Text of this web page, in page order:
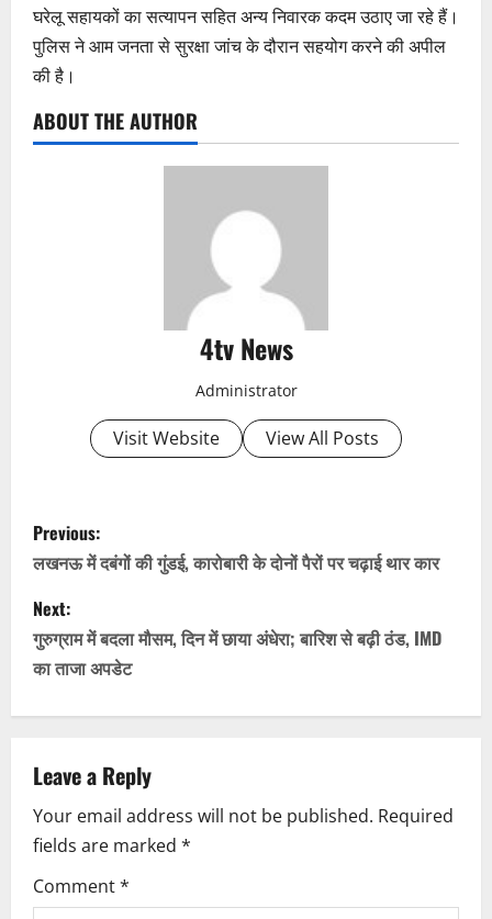
घरेलू सहायकों का सत्यापन सहित अन्य निवारक कदम उठाए जा रहे हैं।
पुलिस ने आम जनता से सुरक्षा जांच के दौरान सहयोग करने की अपील
की है।
ABOUT THE AUTHOR
4tv News
Administrator
Visit Website View All Posts
P
o
s
t
n
a
v
i
g
Previous:
लखनऊ में दबंगों की गुंडई, कारोबारी के दोनों पैरों पर चढ़ाई थार कार
Next:
गुरुग्राम में बदला मौसम, दिन में छाया अंधेरा; बारिश से बढ़ी ठंड, IMD
का ताजा अपडेट
Leave a Reply
Your email address will not be published. Required
fields are marked *
Comment*